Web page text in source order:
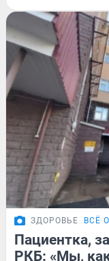
ЗДОРОВЬЕ ВСЁ
Пациентка,
РКБ: «Мы,